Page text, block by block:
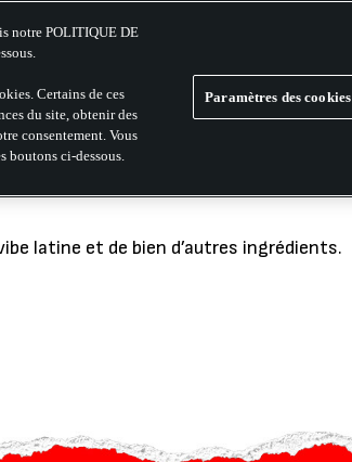
latine et de bien d’autres ingrédients.
notre POLITIQUE DE
Certains de ces
du site, obtenir des
consentement. Vous
boutons ci-dessous.
Paramètres des cookies